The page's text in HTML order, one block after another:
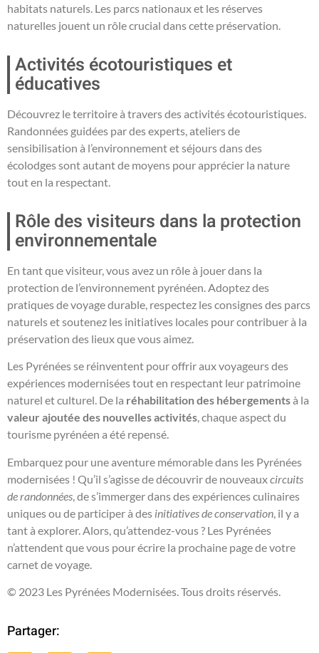
habitats naturels. Les parcs nationaux et les réserves
naturelles jouent un rôle crucial dans cette préservation.
Activités écotouristiques et
éducatives
Découvrez le territoire à travers des activités écotouristiques.
Randonnées guidées par des experts, ateliers de
sensibilisation à l’environnement et séjours dans des
écolodges sont autant de moyens pour apprécier la nature
tout en la respectant.
Rôle des visiteurs dans la protection
environnementale
En tant que visiteur, vous avez un rôle à jouer dans la
protection de l’environnement pyrénéen. Adoptez des
pratiques de voyage durable, respectez les consignes des parcs
naturels et soutenez les initiatives locales pour contribuer à la
préservation des lieux que vous aimez.
Les Pyrénées se réinventent pour offrir aux voyageurs des
expériences modernisées tout en respectant leur patrimoine
naturel et culturel. De la réhabilitation des hébergementsà la
valeur ajoutée des nouvelles activités, chaque aspect du
tourisme pyrénéen a été repensé.
Embarquez pour une aventure mémorable dans les Pyrénées
modernisées ! Qu’il s’agisse de découvrir de nouveauxcircuits
de randonnées , de s’immerger dans des expériences culinaires
uniques ou de participer à des initiatives de conservation , il y a
tant à explorer. Alors, qu’attendez-vous ? Les Pyrénées
n’attendent que vous pour écrire la prochaine page de votre
carnet de voyage.
© 2023 Les Pyrénées Modernisées. Tous droits réservés.
Partager: